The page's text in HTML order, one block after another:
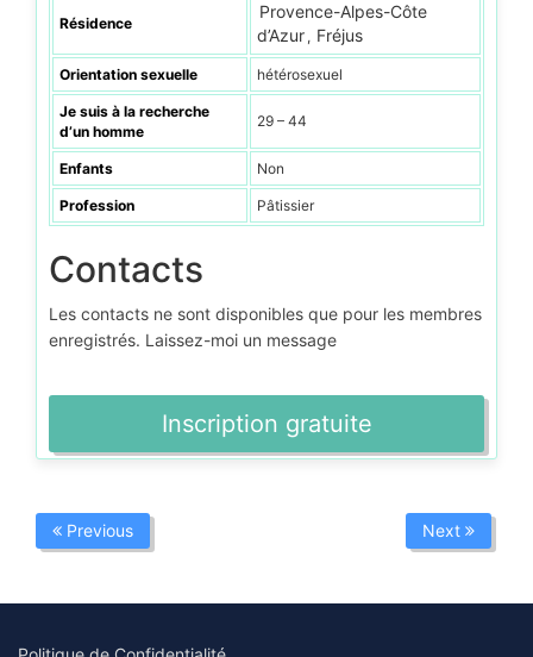
Résidence
Provence-Alpes-Côte
d’Azur , Fréjus
Orientation sexuelle hétérosexuel
Je suis à la recherche
d’un homme
29 – 44
Enfants Non
Profession Pâtissier
Contacts
Les contacts ne sont disponibles que pour les membres
enregistrés. Laissez-moi un message
Inscription gratuite
Previous Next